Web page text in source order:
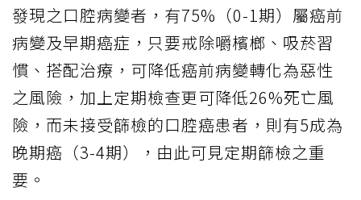
發現之口腔病變者，有75%（0-1期）屬癌前
病變及早期癌症，只要戒除嚼檳榔、吸菸習
慣、搭配治療，可降低癌前病變轉化為惡性
之風險，加上定期檢查更可降低26%死亡風
險，而未接受篩檢的口腔癌患者，則有5成為
晚期癌（3-4期），由此可見定期篩檢之重
要。